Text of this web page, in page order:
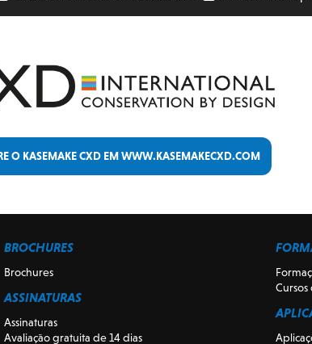
O KASEMAKE CXD EM WWW.KASEMAKECXD.COM
BROCHURES
Brochures
ASSINATURAS
Assinaturas
Avaliação gratuita de 14 dias